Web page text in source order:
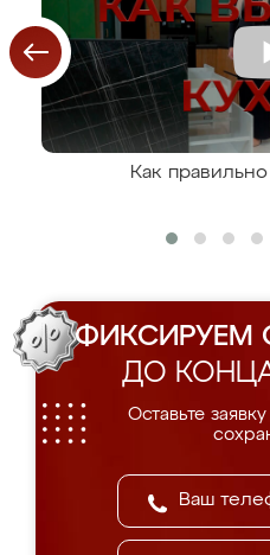
Как
ФИКСИРУЕМ
ДО
Оставьте